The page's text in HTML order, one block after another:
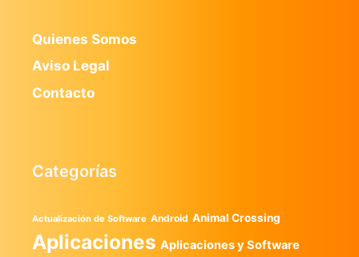
Quienes Somos
Aviso Legal
Contacto
Categorías
Actualización de Software Android Animal Crossing
Aplicaciones Aplicaciones y Software